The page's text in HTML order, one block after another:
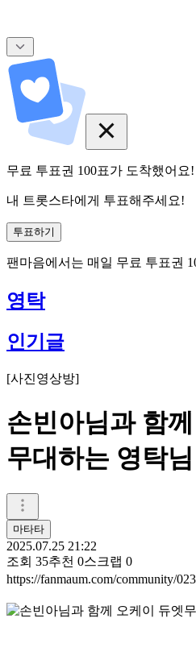
무료 투표권 100표가 도착했어요!
내 트롯스타에게 투표해주세요!
투표하기
팬마음에서는 매일 무료 투표권
영탁
인기글
[사진영상방]
손빈아님과 함
무대하는 영탁님
마타타
2025.07.25 21:22
조회 35추천 0스크랩 0
https://fanmaum.com/community/